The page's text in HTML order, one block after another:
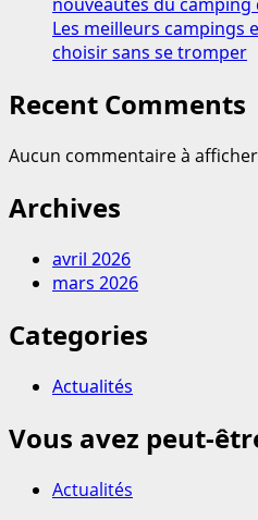
nouveautés du camping
Les meilleurs campings
choisir sans se tromper
Recent Comments
Aucun commentaire à
Archives
avril 2026
mars 2026
Categories
Actualités
Vous avez peut-
Actualités